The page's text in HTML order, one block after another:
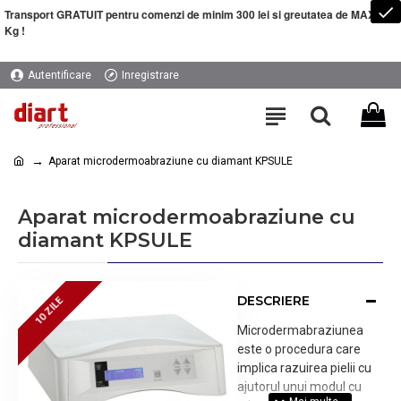
Transport GRATUIT pentru comenzi de minim 300 lei si greutatea de MAXIM 5
Kg !
Autentificare Inregistrare
Aparat microdermoabraziune cu diamant KPSULE
Aparat microdermoabraziune cu
diamant KPSULE
10 ZILE
10 ZILE DESCRIERE
Microdermabraziunea
este o procedura care
implica razuirea pielii cu
ajutorul unui modul cu